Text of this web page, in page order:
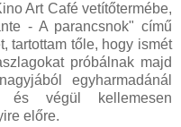
Art Café vetítőtermébe,
- A parancsnok" című
tartottam tőle, hogy ismét
próbálnak majd
egyharmadánál
és végül kellemesen
előre.